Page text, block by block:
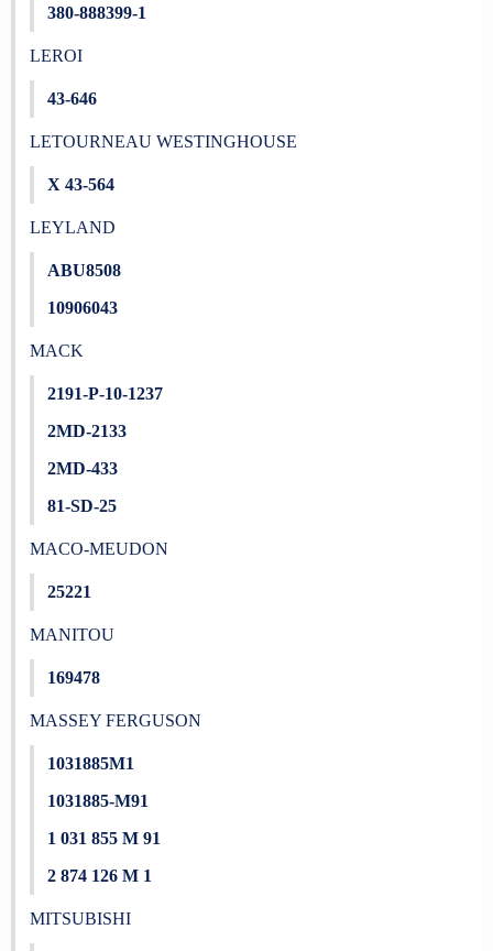
380-888399-1
LEROI
43-646
LETOURNEAU WESTINGHOUSE
X 43-564
LEYLAND
ABU8508
10906043
MACK
2191-P-10-1237
2MD-2133
2MD-433
81-SD-25
MACO-MEUDON
25221
MANITOU
169478
MASSEY FERGUSON
1031885M1
1031885-M91
1 031 855 M 91
2 874 126 M 1
MITSUBISHI